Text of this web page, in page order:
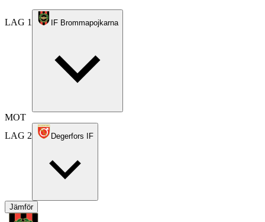
LAG 1 IF Brommapojkarna
MOT
LAG 2
Degerfors IF
Jämför